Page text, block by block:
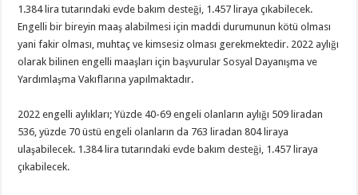
1.384 lira tutarındaki evde bakım desteği, 1.457 liraya çıkabilecek.
Engelli bir bireyin maaş alabilmesi için maddi durumunun kötü olması
yani fakir olması, muhtaç ve kimsesiz olması gerekmektedir. 2022 aylığı
olarak bilinen engelli maaşları için başvurular Sosyal Dayanışma ve
Yardımlaşma Vakıflarına yapılmaktadır.
2022 engelli aylıkları; Yüzde 40-69 engeli olanların aylığı 509 liradan
536, yüzde 70 üstü engeli olanların da 763 liradan 804 liraya
ulaşabilecek. 1.384 lira tutarındaki evde bakım desteği, 1.457 liraya
çıkabilecek.